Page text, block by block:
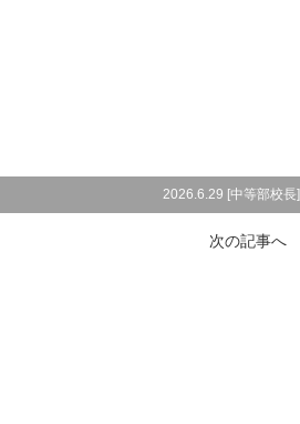
2026.6.29 [中等部校長]
次の記事へ